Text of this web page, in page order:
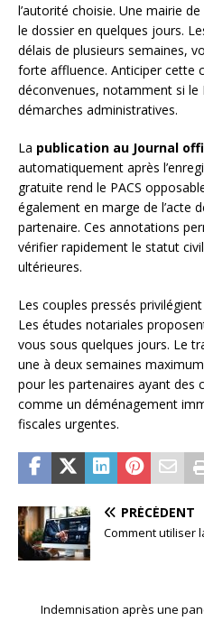
l’autorité choisie. Une mairie
le dossier en quelques jours.
délais de plusieurs semaines,
forte affluence. Anticiper cette
déconvenues, notamment si le
démarches administratives.
La publication au Journal
automatiquement après
gratuite rend le PACS
également en marge de l’acte
partenaire. Ces annotations
vérifier rapidement le statut
ultérieures.
Les couples pressés
Les études notariales
vous sous quelques jours. Le
une à deux semaines
pour les partenaires ayant des
comme un déménagement
fiscales urgentes.
PRÉCÉDENT
Comment utiliser
Indemnisation après une